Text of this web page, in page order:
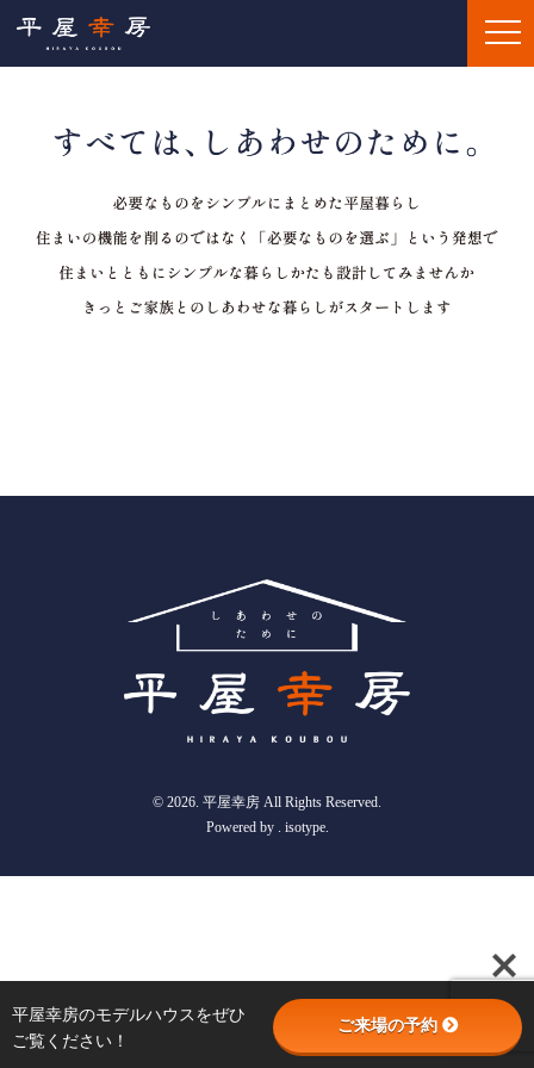
© 2026. 平屋幸房 All Rights Reserved.
Powered by . isotype.
平屋幸房のモデルハウスをぜひ
ご覧ください！
ご来場の予約